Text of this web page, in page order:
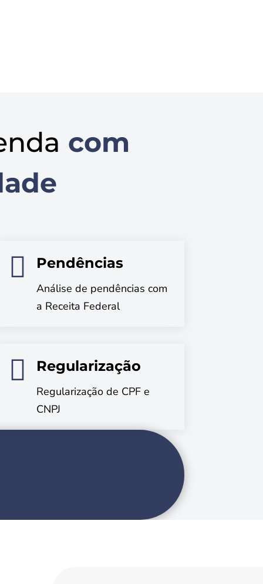
com
 Pendências
Análise de pendências com
a Receita Federal
 Regularização
Regularização de CPF e
CNPJ